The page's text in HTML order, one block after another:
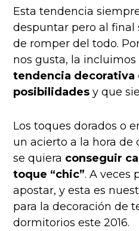
Esta tendencia
despuntar pero al final
de romper del todo.
nos gusta, la
tendencia decorativa
posibilidades y que
Los toques dorados o
un acierto a la hora de
se quiera conseguir
toque “chic”. A veces
apostar, y esta es
para la decoración de
dormitorios este 2016.